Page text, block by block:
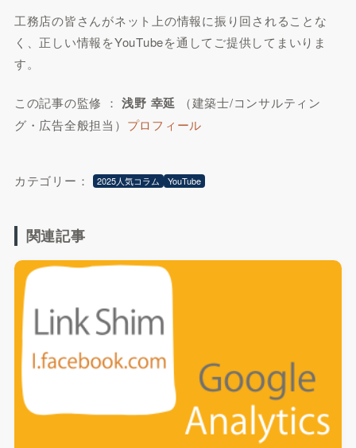
工務店の皆さんがネット上の情報に振り回されることな
く、正しい情報をYouTubeを通してご提供してまいりま
す。
この記事の監修 ：浅野 幸延 （建築士/コンサルティン
グ・広告全般担当） プロフィール
カテゴリー： 2025人気コラム YouTube
関連記事